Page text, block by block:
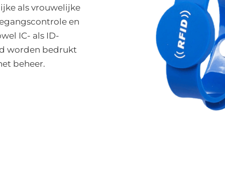
als vrouwelijke
en
IC- als ID-
worden bedrukt
beheer.